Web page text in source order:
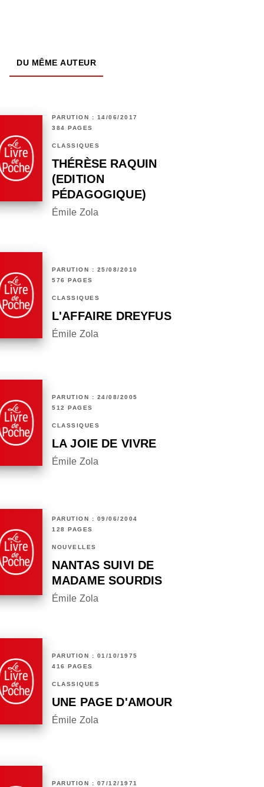
DU MÊME AUTEUR
PARUTION : 14/06/2017
384 PAGES
CLASSIQUES
THÉRÈSE RAQUIN
(EDITION
PÉDAGOGIQUE)
Émile Zola
PARUTION : 25/08/2010
576 PAGES
CLASSIQUES
L'AFFAIRE DREYFUS
Émile Zola
PARUTION : 24/08/2005
512 PAGES
CLASSIQUES
LA JOIE DE VIVRE
Émile Zola
PARUTION : 09/06/2004
128 PAGES
NOUVELLES
NANTAS SUIVI DE
MADAME SOURDIS
Émile Zola
PARUTION : 01/10/1975
416 PAGES
CLASSIQUES
UNE PAGE D'AMOUR
Émile Zola
PARUTION : 07/12/1971